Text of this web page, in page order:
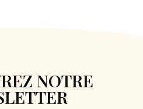
NOTRE